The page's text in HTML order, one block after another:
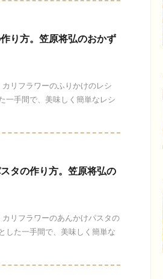
り方。笠原将弘のおかず
リフラワーのふりかけのレシ
一手間で、美味しく簡単なレシ
タの作り方。笠原将弘の
リフラワーのあんかけパスタの
した一手間で、美味しく簡単な